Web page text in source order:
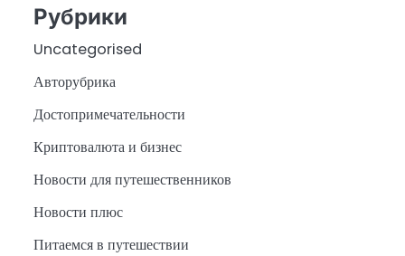
Рубрики
Uncategorised
Авторубрика
Достопримечательности
Криптовалюта и бизнес
Новости для путешественников
Новости плюс
Питаемся в путешествии